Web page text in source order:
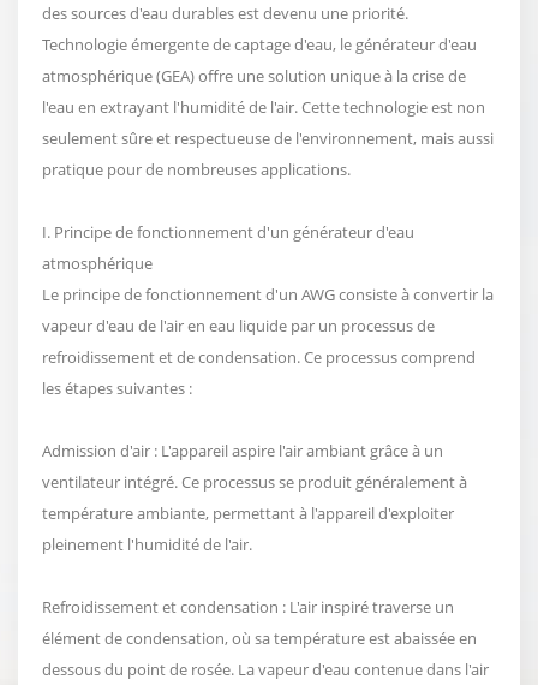
des sources d'eau durables est devenu une priorité.
Technologie émergente de captage d'eau, le générateur d'eau
atmosphérique (GEA) offre une solution unique à la crise de
l'eau en extrayant l'humidité de l'air. Cette technologie est non
seulement sûre et respectueuse de l'environnement, mais aussi
pratique pour de nombreuses applications.
I. Principe de fonctionnement d'un générateur d'eau
atmosphérique
Le principe de fonctionnement d'un AWG consiste à convertir la
vapeur d'eau de l'air en eau liquide par un processus de
refroidissement et de condensation. Ce processus comprend
les étapes suivantes :
Admission d'air : L'appareil aspire l'air ambiant grâce à un
ventilateur intégré. Ce processus se produit généralement à
température ambiante, permettant à l'appareil d'exploiter
pleinement l'humidité de l'air.
Refroidissement et condensation : L'air inspiré traverse un
élément de condensation, où sa température est abaissée en
dessous du point de rosée. La vapeur d'eau contenue dans l'air